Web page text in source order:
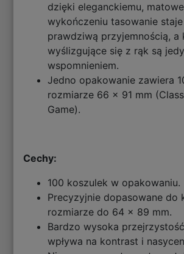
dzięki eleganckiemu,
wykończeniu tasowanie
prawdziwą przyjemnością, a
wyślizgujące się z rąk są
wspomnieniem.
Jedno opakowanie zawiera
rozmiarze 66 x 91 mm
Game).
Cechy:
100 koszulek w opakowaniu.
Precyzyjnie dopasowane do
rozmiarze do 64 x 89 mm.
Bardzo wysoka
wpływa na kontrast i